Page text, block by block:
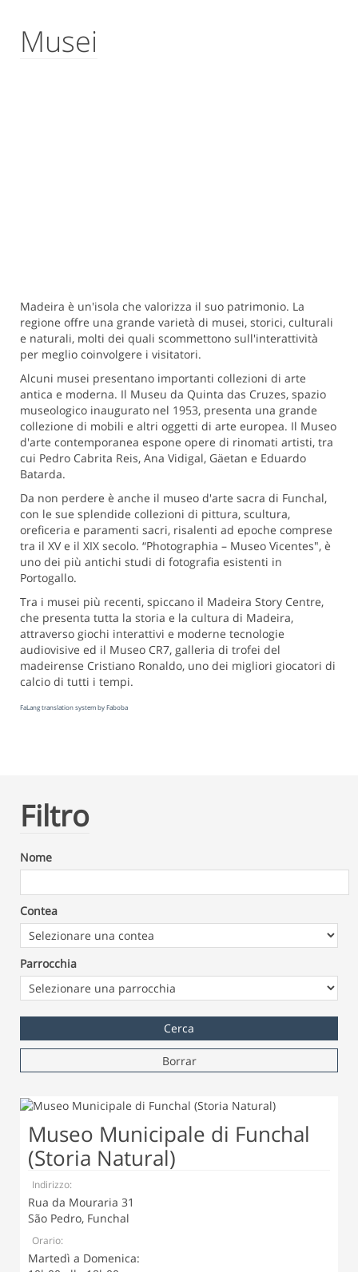
Musei
Madeira è un'isola che valorizza il suo patrimonio. La
regione offre una grande varietà di musei, storici, culturali
e naturali, molti dei quali scommettono sull'interattività
per meglio coinvolgere i visitatori.
Alcuni musei presentano importanti collezioni di arte
antica e moderna. Il Museu da Quinta das Cruzes, spazio
museologico inaugurato nel 1953, presenta una grande
collezione di mobili e altri oggetti di arte europea. Il Museo
d'arte contemporanea espone opere di rinomati artisti, tra
cui Pedro Cabrita Reis, Ana Vidigal, Gäetan e Eduardo
Batarda.
Da non perdere è anche il museo d'arte sacra di Funchal,
con le sue splendide collezioni di pittura, scultura,
oreficeria e paramenti sacri, risalenti ad epoche comprese
tra il XV e il XIX secolo. “Photographia – Museo Vicentes", è
uno dei più antichi studi di fotografia esistenti in
Portogallo.
Tra i musei più recenti, spiccano il Madeira Story Centre,
che presenta tutta la storia e la cultura di Madeira,
attraverso giochi interattivi e moderne tecnologie
audiovisive ed il Museo CR7, galleria di trofei del
madeirense Cristiano Ronaldo, uno dei migliori giocatori di
calcio di tutti i tempi.
FaLang translation system by Faboba
Filtro
Nome
Contea
Parrocchia
Borrar
Museo Municipale di Funchal
(Storia Natural)
Indirizzo:
Rua da Mouraria 31
São Pedro, Funchal
Orario:
Martedì a Domenica: